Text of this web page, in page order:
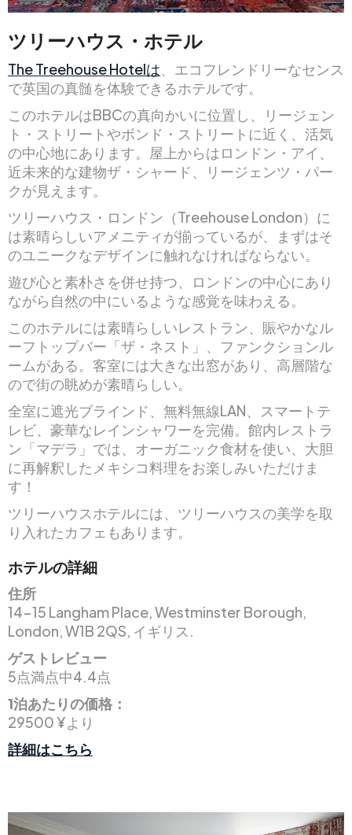
ツリーハウス・ホテル
The Treehouse Hotelは、エコフレンドリーなセンス
で英国の真髄を体験できるホテルです。
このホテルはBBCの真向かいに位置し、リージェン
ト・ストリートやボンド・ストリートに近く、活気
の中心地にあります。屋上からはロンドン・アイ、
近未来的な建物ザ・シャード、リージェンツ・パー
クが見えます。
ツリーハウス・ロンドン（Treehouse London）に
は素晴らしいアメニティが揃っているが、まずはそ
のユニークなデザインに触れなければならない。
遊び心と素朴さを併せ持つ、ロンドンの中心にあり
ながら自然の中にいるような感覚を味わえる。
このホテルには素晴らしいレストラン、賑やかなル
ーフトップバー「ザ・ネスト」、ファンクションル
ームがある。客室には大きな出窓があり、高層階な
ので街の眺めが素晴らしい。
全室に遮光ブラインド、無料無線LAN、スマートテ
レビ、豪華なレインシャワーを完備。館内レストラ
ン「マデラ」では、オーガニック食材を使い、大胆
に再解釈したメキシコ料理をお楽しみいただけま
す！
ツリーハウスホテルには、ツリーハウスの美学を取
り入れたカフェもあります。
ホテルの詳細
住所
14-15 Langham Place, Westminster Borough,
London, W1B 2QS, イギリス.
ゲストレビュー
5点満点中4.4点
1泊あたりの価格：
29500 ¥より
詳細はこちら